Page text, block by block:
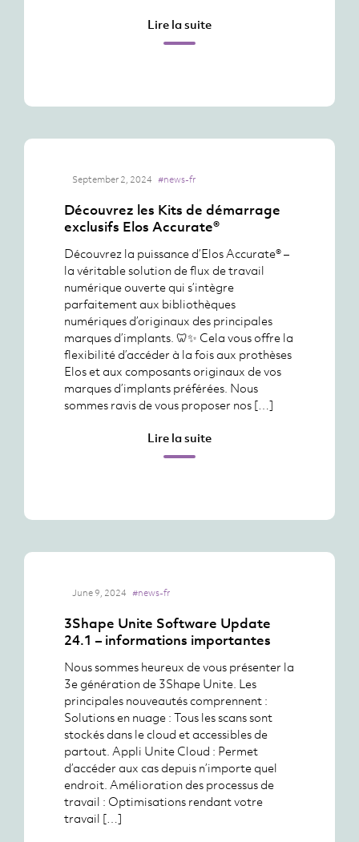
Lire la suite
September 2, 2024 #news-fr
Découvrez les Kits de démarrage
exclusifs Elos Accurate®
Découvrez la puissance d’Elos Accurate® –
la véritable solution de flux de travail
numérique ouverte qui s’intègre
parfaitement aux bibliothèques
numériques d’originaux des principales
marques d’implants. 🦷✨ Cela vous offre la
flexibilité d’accéder à la fois aux prothèses
Elos et aux composants originaux de vos
marques d’implants préférées. Nous
sommes ravis de vous proposer nos […]
Lire la suite
June 9, 2024 #news-fr
3Shape Unite Software Update
24.1 – informations importantes
Nous sommes heureux de vous présenter la
3e génération de 3Shape Unite. Les
principales nouveautés comprennent :
Solutions en nuage : Tous les scans sont
stockés dans le cloud et accessibles de
partout. Appli Unite Cloud : Permet
d’accéder aux cas depuis n’importe quel
endroit. Amélioration des processus de
travail : Optimisations rendant votre
travail […]